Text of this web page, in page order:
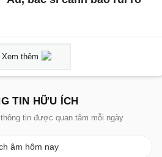
Xem thêm
TIN HỮU ÍCH
tin được quan tâm mỗi ngày
âm hôm nay